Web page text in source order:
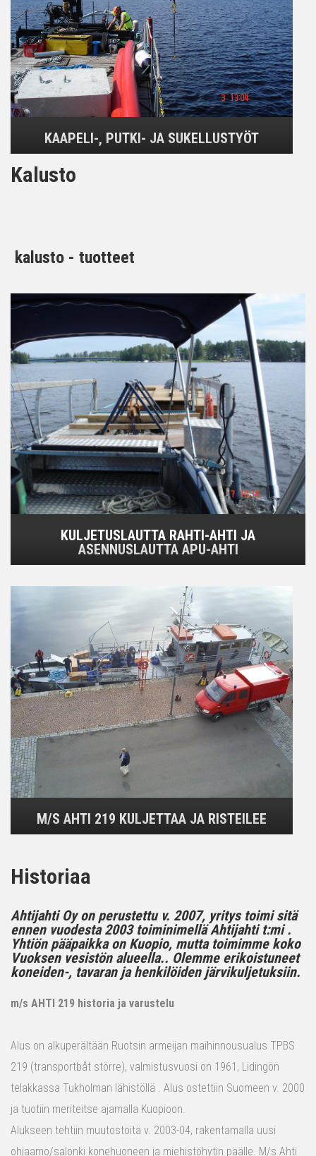
KAAPELI-, PUTKI- JA SUKELLUSTYÖT
Kalusto
kalusto - tuotteet
KULJETUSLAUTTA RAHTI-AHTI JA
ASENNUSLAUTTA APU-AHTI
M/S AHTI 219 KULJETTAA JA RISTEILEE
Historiaa
Ahtijahti Oy on perustettu v. 2007, yritys toimi sitä
ennen vuodesta 2003 toiminimellä Ahtijahti t:mi .
Yhtiön pääpaikka on Kuopio, mutta toimimme koko
Vuoksen vesistön alueella.. Olemme erikoistuneet
koneiden-, tavaran ja henkilöiden järvikuljetuksiin.
m/s AHTI 219 historia ja varustelu
Alus on alkuperältään Ruotsin armeijan maihinnousualus TPBS
219 (transportbåt större), valmistusvuosi on 1961, Lidingön
telakkassa Tukholman lähistöllä . Alus ostettiin Suomeen v. 2000
ja tuotiin meriteitse ajamalla Kuopioon.
Alukseen tehtiin muutostöitä v. 2003-04, rakentamalla uusi
ohjaamo/salonki konehuoneen ja miehistöhytin päälle. M/s Ahti